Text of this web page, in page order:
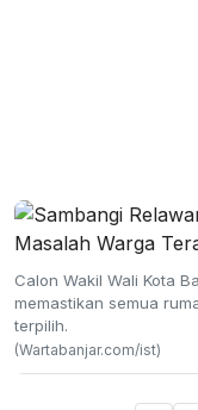
Calon Wakil Wali Kota
memastikan semua
terpilih.
(Wartabanjar.com/ist)